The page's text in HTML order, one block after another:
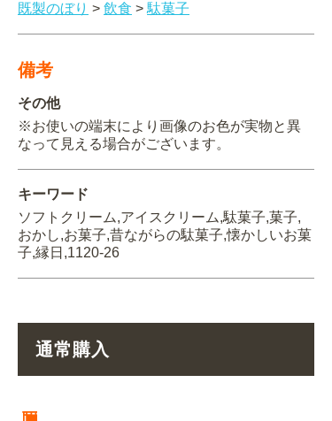
既製のぼり > 飲食 > 駄菓子
備考
その他
※お使いの端末により画像のお色が実物と異
なって見える場合がございます。
キーワード
ソフトクリーム,アイスクリーム,駄菓子,菓子,
おかし,お菓子,昔ながらの駄菓子,懐かしいお菓
子,縁日,1120-26
通常購入